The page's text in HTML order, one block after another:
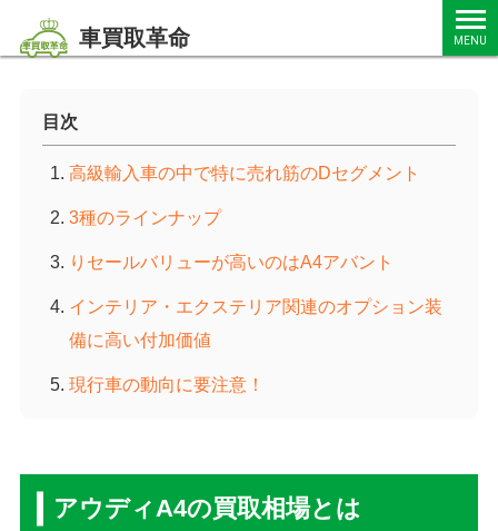
車買取革命 MENU
目次
高級輸入車の中で特に売れ筋のDセグメント
3種のラインナップ
りセールバリューが高いのはA4アバント
インテリア・エクステリア関連のオプション装
備に高い付加価値
現行車の動向に要注意！
アウディA4の買取相場とは